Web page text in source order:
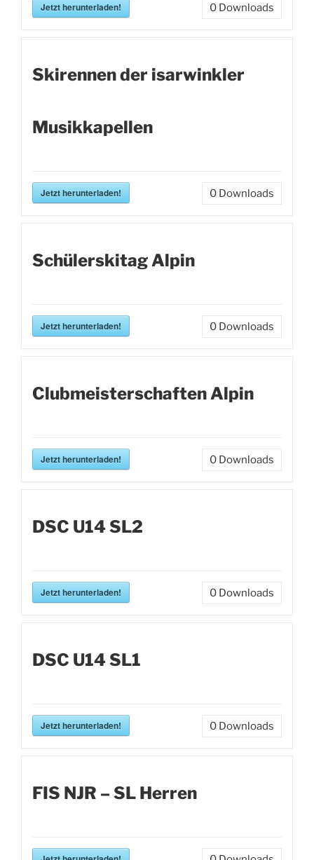
Jetzt herunterladen! 0 Downloads
Skirennen der isarwinkler
Musikkapellen
Jetzt herunterladen! 0 Downloads
Schülerskitag Alpin
Jetzt herunterladen! 0 Downloads
Clubmeisterschaften Alpin
Jetzt herunterladen! 0 Downloads
DSC U14 SL2
Jetzt herunterladen! 0 Downloads
DSC U14 SL1
Jetzt herunterladen! 0 Downloads
FIS NJR – SL Herren